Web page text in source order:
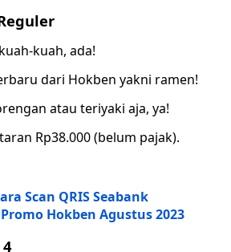
kuah, ada!
dari Hokben yakni ramen!
atau teriyaki aja, ya!
Rp38.000 (belum pajak).
Scan QRIS Seabank
Hokben Agustus 2023